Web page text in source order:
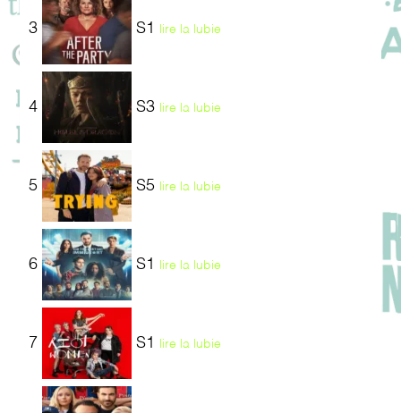
3 S1 lire la lubie
4 S3 lire la lubie
5 S5 lire la lubie
6 S1 lire la lubie
7 S1 lire la lubie